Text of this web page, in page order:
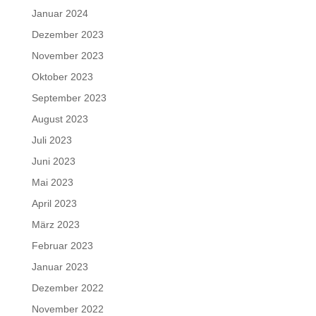
Januar 2024
Dezember 2023
November 2023
Oktober 2023
September 2023
August 2023
Juli 2023
Juni 2023
Mai 2023
April 2023
März 2023
Februar 2023
Januar 2023
Dezember 2022
November 2022